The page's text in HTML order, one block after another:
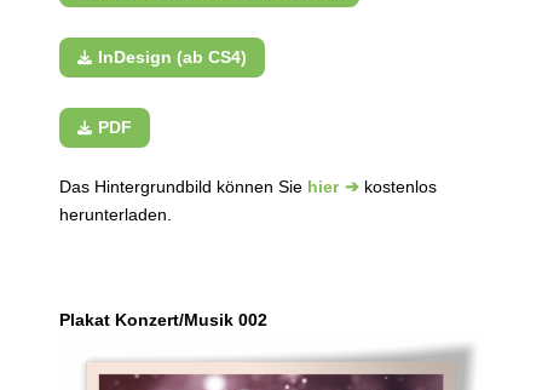
InDesign (ab CS4)
PDF
Das Hintergrundbild können Sie hier
kostenlos
herunterladen.
Plakat Konzert/Musik 002